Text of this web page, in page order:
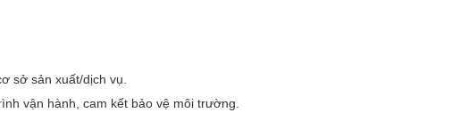
sở sản xuất/dịch vụ.
vận hành, cam kết bảo vệ môi trường.